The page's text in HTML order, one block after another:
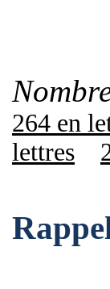
264 en
lettres